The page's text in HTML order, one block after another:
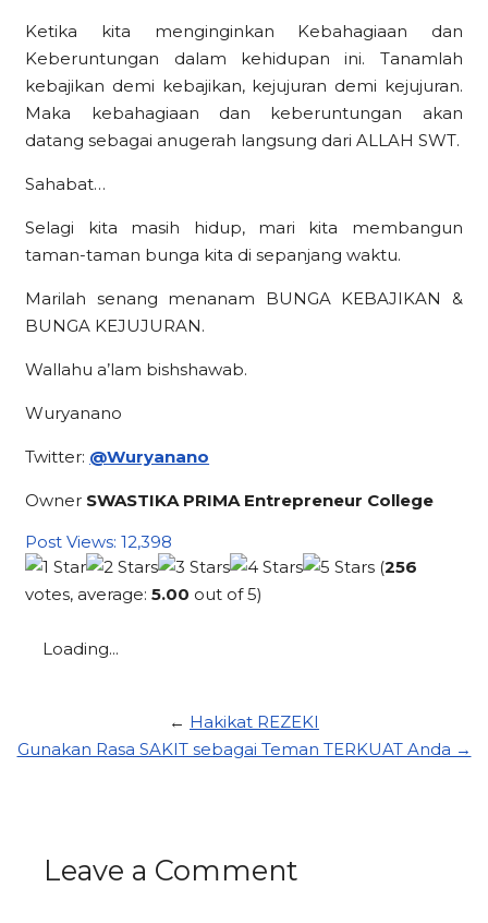
Ketika kita menginginkan Kebahagiaan dan
Keberuntungan dalam kehidupan ini. Tanamlah
kebajikan demi kebajikan, kejujuran demi kejujuran.
Maka kebahagiaan dan keberuntungan akan
datang sebagai anugerah langsung dari ALLAH SWT.
Sahabat…
Selagi kita masih hidup, mari kita membangun
taman-taman bunga kita di sepanjang waktu.
Marilah senang menanam BUNGA KEBAJIKAN &
BUNGA KEJUJURAN.
Wallahu a’lam bishshawab.
Wuryanano
Twitter: @Wuryanano
Owner SWASTIKA PRIMA Entrepreneur College
Post Views: 12,398
(256
votes, average:5.00 out of 5)
Loading...
← Hakikat REZEKI
Gunakan Rasa SAKIT sebagai Teman TERKUAT Anda →
Leave a Comment